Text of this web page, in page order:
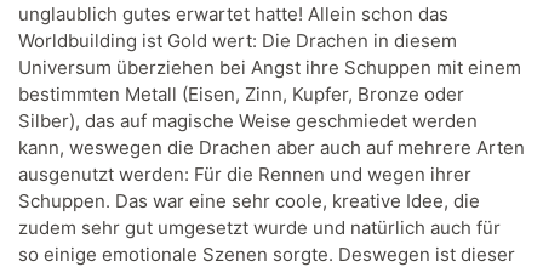
unglaublich gutes erwartet hatte! Allein schon das
Worldbuilding ist Gold wert: Die Drachen in diesem
Universum überziehen bei Angst ihre Schuppen mit einem
bestimmten Metall (Eisen, Zinn, Kupfer, Bronze oder
Silber), das auf magische Weise geschmiedet werden
kann, weswegen die Drachen aber auch auf mehrere Arten
ausgenutzt werden: Für die Rennen und wegen ihrer
Schuppen. Das war eine sehr coole, kreative Idee, die
zudem sehr gut umgesetzt wurde und natürlich auch für
so einige emotionale Szenen sorgte. Deswegen ist dieser